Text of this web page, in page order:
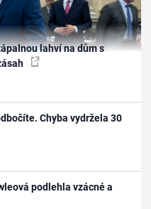
lahví na dům s
Chyba vydržela 30
podlehla vzácné a